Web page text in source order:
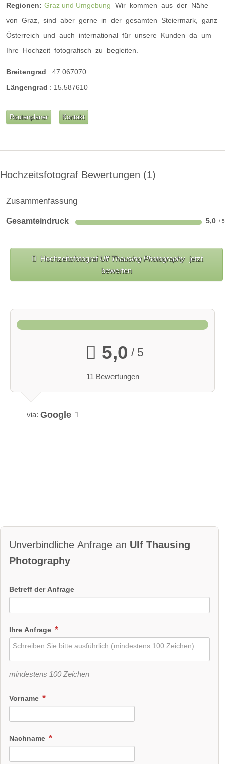
Regionen: Graz und Umgebung Wir kommen aus der Nähe
von Graz, sind aber gerne in der gesamten Steiermark,
ganz
Österreich
und auch international für unsere Kunden da
um
Ihre
Hochzeit fotografisch zu begleiten.
Breitengrad : 47.067070
Längengrad : 15.587610
Routenplaner Kontakt
Hochzeitsfotograf Bewertungen 1
Zusammenfassung
Gesamteindruck 5,0
HochzeitsfotografUlf Thausing Photography jetzt
bewerten
5,0 / 5
11 Bewertungen
via: Google
Unverbindliche Anfrage an Ulf Thausing
Photography
Betreff der Anfrage
Ihre Anfrage
mindestens 100 Zeichen
Vorname
Nachname